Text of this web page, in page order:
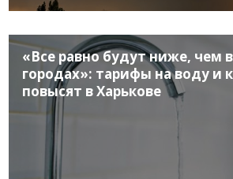
«Все равно будут ниже, чем
городах»: тарифы на воду и
повысят в Харькове